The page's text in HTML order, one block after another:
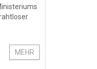
MEHR